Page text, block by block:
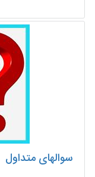
سوالهای متداول